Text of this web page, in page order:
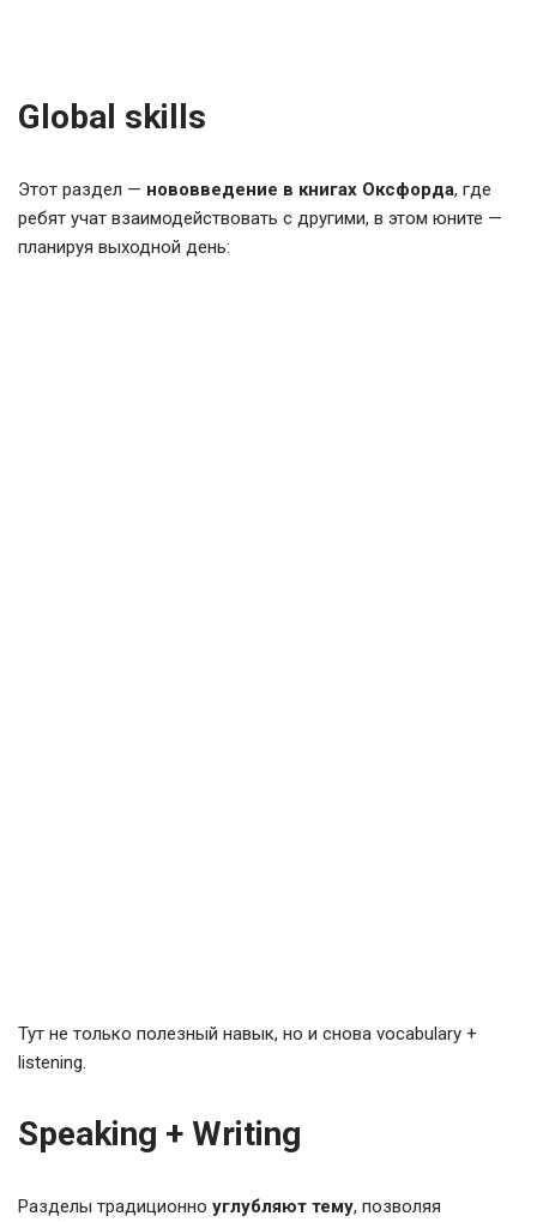
Global skills
Этот раздел — нововведение в книгах Оксфорда, где
ребят учат взаимодействовать с другими, в этом юните —
планируя выходной день:
Тут не только полезный навык, но и снова vocabulary +
listening.
Speaking + Writing
Разделы традиционно углубляют тему, позволяя